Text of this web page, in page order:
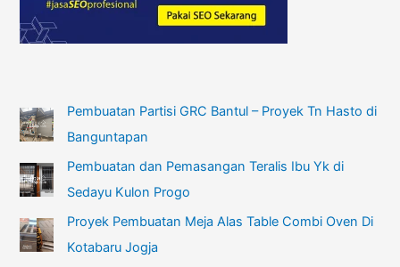
Pembuatan Partisi GRC Bantul – Proyek Tn Hasto di
Banguntapan
Pembuatan dan Pemasangan Teralis Ibu Yk di
Sedayu Kulon Progo
Proyek Pembuatan Meja Alas Table Combi Oven Di
Kotabaru Jogja